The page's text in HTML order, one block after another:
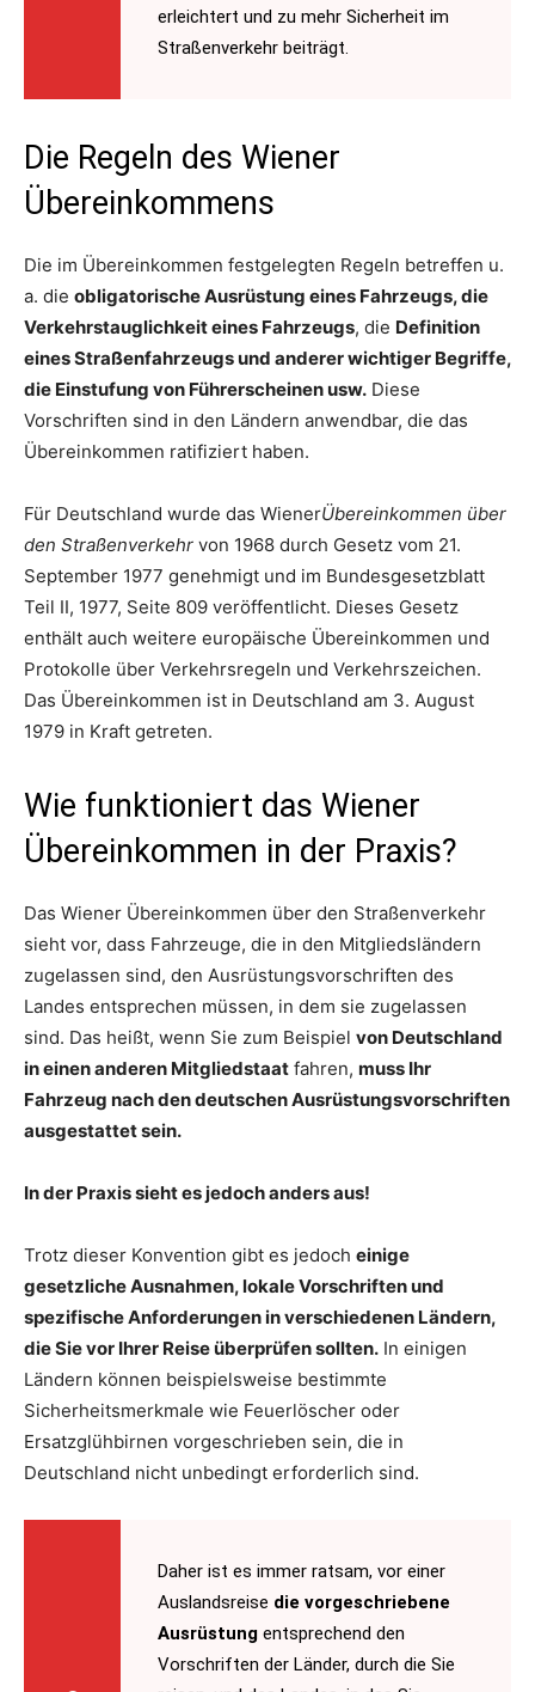
erleichtert und zu mehr Sicherheit im
Straßenverkehr beiträgt.
Die Regeln des Wiener
Übereinkommens
Die im Übereinkommen festgelegten Regeln betreffen u.
a. die obligatorische Ausrüstung eines Fahrzeugs, die
Verkehrstauglichkeit eines Fahrzeugs, die Definition
eines Straßenfahrzeugs und anderer wichtiger Begriffe,
die Einstufung von Führerscheinen usw. Diese
Vorschriften sind in den Ländern anwendbar, die das
Übereinkommen ratifiziert haben.
Für Deutschland wurde das WienerÜbereinkommen über
den Straßenverkehr von 1968 durch Gesetz vom 21.
September 1977 genehmigt und im Bundesgesetzblatt
Teil II, 1977, Seite 809 veröffentlicht. Dieses Gesetz
enthält auch weitere europäische Übereinkommen und
Protokolle über Verkehrsregeln und Verkehrszeichen.
Das Übereinkommen ist in Deutschland am 3. August
1979 in Kraft getreten.
Wie funktioniert das Wiener
Übereinkommen in der Praxis?
Das Wiener Übereinkommen über den Straßenverkehr
sieht vor, dass Fahrzeuge, die in den Mitgliedsländern
zugelassen sind, den Ausrüstungsvorschriften des
Landes entsprechen müssen, in dem sie zugelassen
sind. Das heißt, wenn Sie zum Beispiel von Deutschland
in einen anderen Mitgliedstaat fahren, muss Ihr
Fahrzeug nach den deutschen Ausrüstungsvorschriften
ausgestattet sein.
In der Praxis sieht es jedoch anders aus!
Trotz dieser Konvention gibt es jedoch einige
gesetzliche Ausnahmen, lokale Vorschriften und
spezifische Anforderungen in verschiedenen Ländern,
die Sie vor Ihrer Reise überprüfen sollten. In einigen
Ländern können beispielsweise bestimmte
Sicherheitsmerkmale wie Feuerlöscher oder
Ersatzglühbirnen vorgeschrieben sein, die in
Deutschland nicht unbedingt erforderlich sind.
Daher ist es immer ratsam, vor einer
Auslandsreise die vorgeschriebene
Ausrüstungentsprechend den
Vorschriften der Länder, durch die Sie